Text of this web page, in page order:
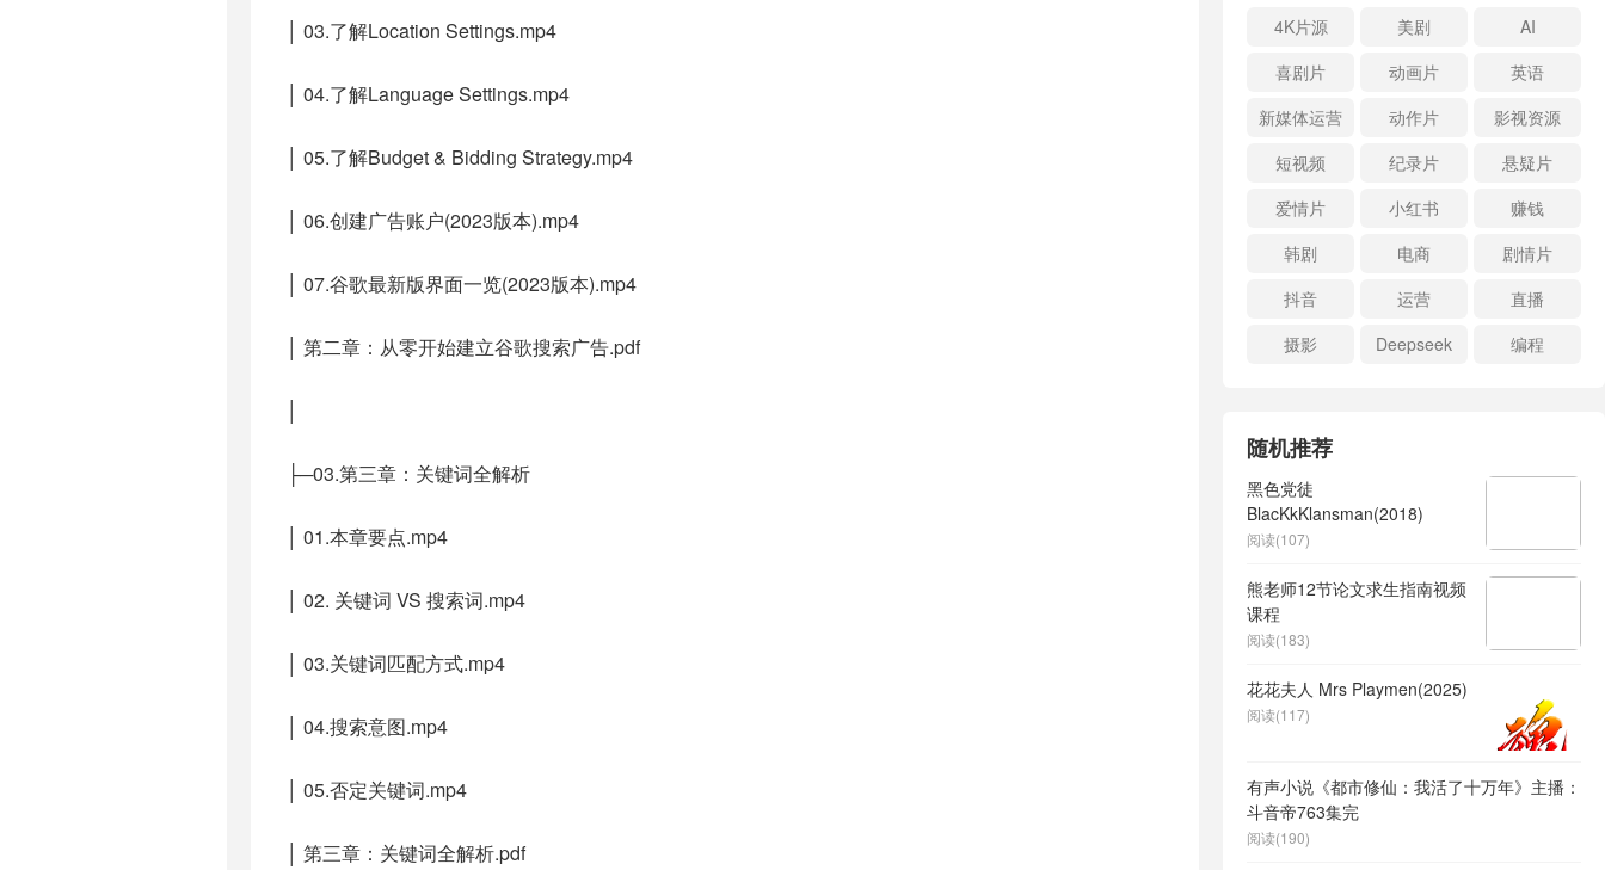
│ 03.了解Location Settings.mp4
│ 04.了解Language Settings.mp4
│ 05.了解Budget & Bidding Strategy.mp4
│ 06.创建广告账户(2023版本).mp4
│ 07.谷歌最新版界面一览(2023版本).mp4
│ 第二章：从零开始建立谷歌搜索广告.pdf
├─03.第三章：关键词全解析
│ 01.本章要点.mp4
│ 02. 关键词 VS 搜索词.mp4
│ 03.关键词匹配方式.mp4
│ 04.搜索意图.mp4
│ 05.否定关键词.mp4
│ 第三章：关键词全解析.pdf
4K片源 美剧
AI
喜剧片
动画片
英语
新媒体运营
动作片
影视资源
短视频
纪录片
悬疑片
爱情片
小红书
赚钱
韩剧
电商
剧情片
抖音
运营
直播
摄影
Deepseek 编程
随机推荐
黑色党徒
BlacKkKlansman(2018)
阅读(107)
熊老师12节论文求生指南视频
课程
阅读(183)
花花夫人 Mrs Playmen(2025)
阅读(117)
有声小说《都市修仙：我活了十万年》主播：
斗音帝763集完
阅读(190)